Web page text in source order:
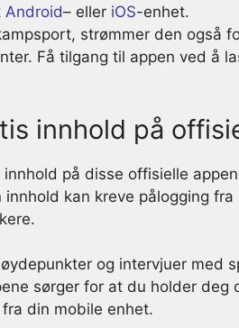
Android– eller iOS-enhet.
strømmer den også
Få tilgang til appen ved å
innhold på
på disse offisielle
kan kreve pålogging fra
og intervjuer med
sørger for at du holder deg
din mobile enhet.